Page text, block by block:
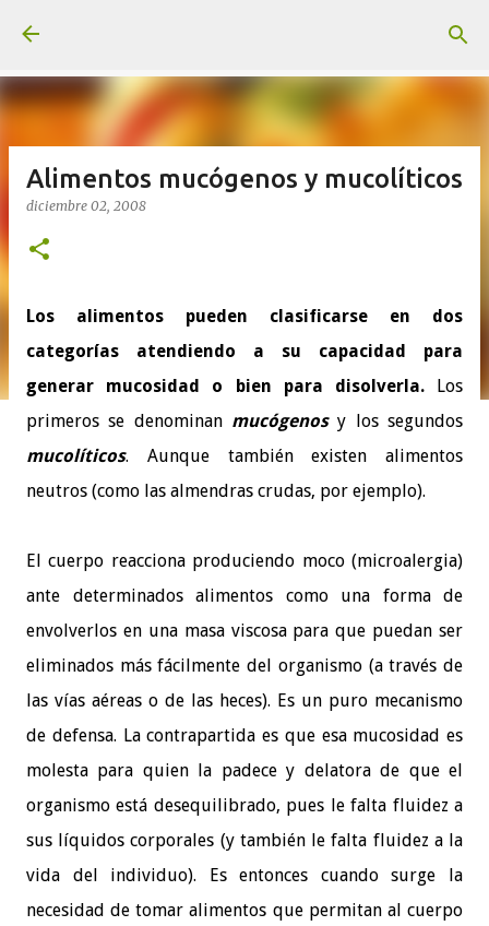
Alimentos mucógenos y mucolíticos
diciembre 02, 2008
Los alimentos pueden clasificarse en dos
categorías atendiendo a su capacidad para
generar mucosidad o bien para disolverla. Los
primeros se denominan mucógenosy los segundos
mucolíticos. Aunque también existen alimentos
neutros (como las almendras crudas, por ejemplo).
El cuerpo reacciona produciendo moco (microalergia)
ante determinados alimentos como una forma de
envolverlos en una masa viscosa para que puedan ser
eliminados más fácilmente del organismo (a través de
las vías aéreas o de las heces). Es un puro mecanismo
de defensa. La contrapartida es que esa mucosidad es
molesta para quien la padece y delatora de que el
organismo está desequilibrado, pues le falta fluidez a
sus líquidos corporales (y también le falta fluidez a la
vida del individuo). Es entonces cuando surge la
necesidad de tomar alimentos que permitan al cuerpo